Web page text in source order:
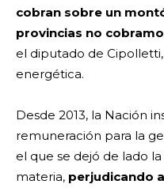
cobran sobre un
provincias no
el diputado de
energética.
Desde 2013, la Nación
remuneración para la
el que se dejó de lado
materia, perjudicando